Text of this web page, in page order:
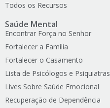
Todos os Recursos
Saúde Mental
Encontrar Força no Senhor
Fortalecer a Família
Fortalecer o Casamento
Lista de Psicólogos e Psiquiatras
Lives Sobre Saúde Emocional
Recuperação de Dependência